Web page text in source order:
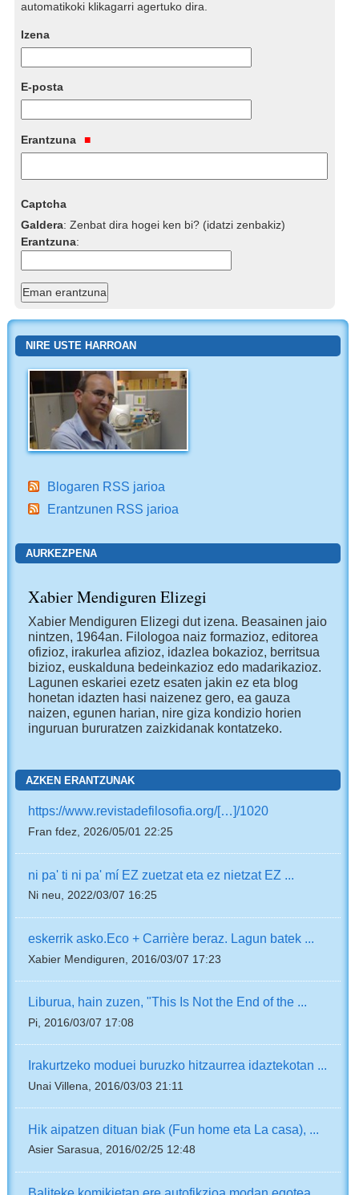
automatikoki klikagarri agertuko dira.
Izena
E-posta
Erantzuna
Captcha
Galdera:Zenbat dira hogei ken bi? (idatzi zenbakiz)
Erantzuna:
NIRE USTE HARROAN
Blogaren RSS jarioa
Erantzunen RSS jarioa
AURKEZPENA
Xabier Mendiguren Elizegi
Xabier Mendiguren Elizegi dut izena. Beasainen jaio
nintzen, 1964an. Filologoa naiz formazioz, editorea
ofizioz, irakurlea afizioz, idazlea bokazioz, berritsua
bizioz, euskalduna bedeinkazioz edo madarikazioz.
Lagunen eskariei ezetz esaten jakin ez eta blog
honetan idazten hasi naizenez gero, ea gauza
naizen, egunen harian, nire giza kondizio horien
inguruan bururatzen zaizkidanak kontatzeko.
AZKEN ERANTZUNAK
https://www.revistadefilosofia.org/[…]/1020
Fran fdez, 2026/05/01 22:25
ni pa' ti ni pa' mí EZ zuetzat eta ez nietzat EZ ...
Ni neu, 2022/03/07 16:25
eskerrik asko.Eco + Carrière beraz. Lagun batek ...
Xabier Mendiguren, 2016/03/07 17:23
Liburua, hain zuzen, "This Is Not the End of the ...
Pi, 2016/03/07 17:08
Irakurtzeko moduei buruzko hitzaurrea idaztekotan ...
Unai Villena, 2016/03/03 21:11
Hik aipatzen dituan biak (Fun home eta La casa), ...
Asier Sarasua, 2016/02/25 12:48